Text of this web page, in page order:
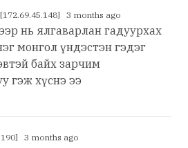
[172.69.45.148] 3 months ago
нь ялгаварлан гадуурхах
монгол үндэстэн гэдэг
байх зарчим
гэж хүснэ ээ
3 months ago